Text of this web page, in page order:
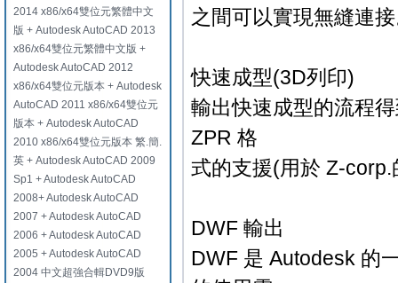
2014 x86/x64雙位元繁體中文
版 + Autodesk AutoCAD 2013
x86/x64雙位元繁體中文版 +
Autodesk AutoCAD 2012
x86/x64雙位元版本 + Autodesk
AutoCAD 2011 x86/x64雙位元
版本 + Autodesk AutoCAD
2010 x86/x64雙位元版本 繁.簡.
英 + Autodesk AutoCAD 2009
Sp1 + Autodesk AutoCAD
2008+ Autodesk AutoCAD
2007 + Autodesk AutoCAD
2006 + Autodesk AutoCAD
2005 + Autodesk AutoCAD
2004 中文超強合輯DVD9版
之間可以實現無縫連
快速成型(3D列印)
輸出快速成型的流程
ZPR 格
式的支援(用於 Z-
DWF 輸出
DWF 是 Autodesk 的